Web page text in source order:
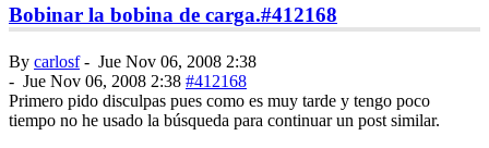
Bobinar la bobina de carga.#412168
By carlosf- Jue Nov 06, 2008 2:38
- Jue Nov 06, 2008 2:38 #412168
Primero pido disculpas pues como es muy tarde y tengo poco
tiempo no he usado la búsqueda para continuar un post similar.